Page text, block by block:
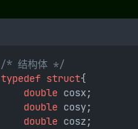
/* 结构体 */
typedef struct{
double cosx;
double cosy;
double cosz;